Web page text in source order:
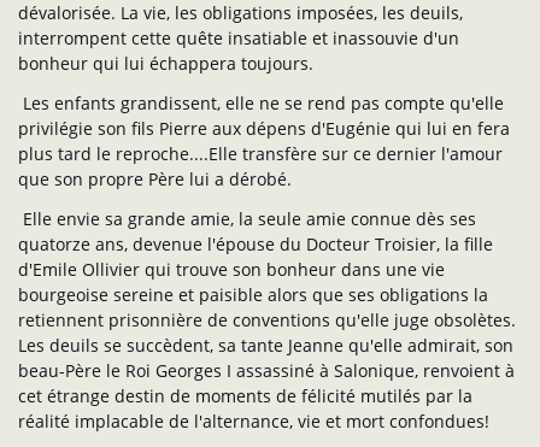
dévalorisée. La vie, les obligations imposées, les deuils,
interrompent cette quête insatiable et inassouvie d'un
bonheur qui lui échappera toujours.
Les enfants grandissent, elle ne se rend pas compte qu'elle
privilégie son fils Pierre aux dépens d'Eugénie qui lui en fera
plus tard le reproche....Elle transfère sur ce dernier l'amour
que son propre Père lui a dérobé.
Elle envie sa grande amie, la seule amie connue dès ses
quatorze ans, devenue l'épouse du Docteur Troisier, la fille
d'Emile Ollivier qui trouve son bonheur dans une vie
bourgeoise sereine et paisible alors que ses obligations la
retiennent prisonnière de conventions qu'elle juge obsolètes.
Les deuils se succèdent, sa tante Jeanne qu'elle admirait, son
beau-Père le Roi Georges I assassiné à Salonique, renvoient à
cet étrange destin de moments de félicité mutilés par la
réalité implacable de l'alternance, vie et mort confondues!